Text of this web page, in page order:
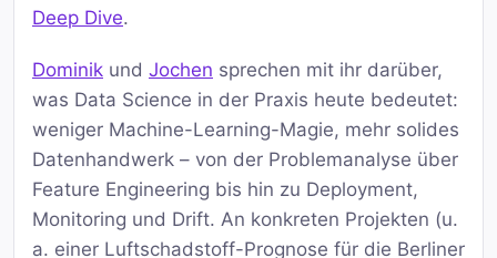
Deep Dive.
Dominik und Jochen sprechen mit ihr darüber,
was Data Science in der Praxis heute bedeutet:
weniger Machine-Learning-Magie, mehr solides
Datenhandwerk – von der Problemanalyse über
Feature Engineering bis hin zu Deployment,
Monitoring und Drift. An konkreten Projekten (u.
a. einer Luftschadstoff-Prognose für die Berliner